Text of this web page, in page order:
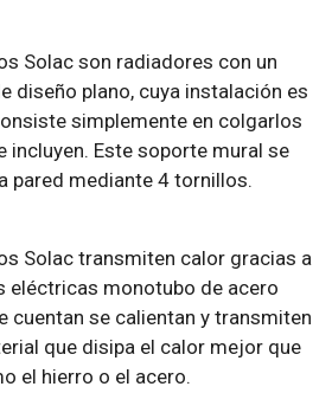
Solac son radiadores con un
diseño plano, cuya instalación es
simplemente en colgarlos
incluyen. Este soporte mural se
pared mediante 4 tornillos.
Solac transmiten calor gracias a
eléctricas monotubo de acero
cuentan se calientan y transmiten
que disipa el calor mejor que
el hierro o el acero.